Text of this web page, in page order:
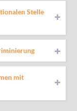
Stelle
mit